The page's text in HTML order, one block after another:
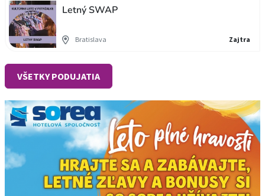
Letný SWAP
Bratislava Zajtra
VŠETKY PODUJATIA